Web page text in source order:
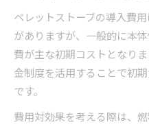
ペレットストーブの導入費
がありますが、一般的に本
費が主な初期コストとなり
金制度を活用することで初
です。
費用対効果を考える際は、